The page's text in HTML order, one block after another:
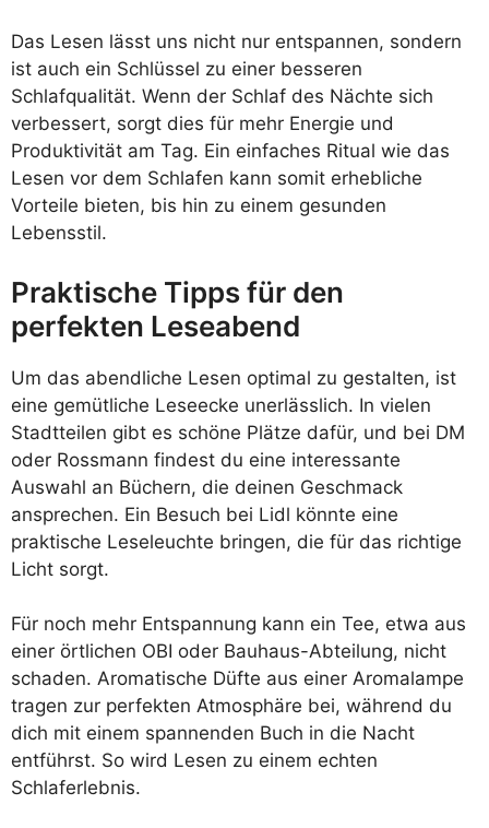
Das Lesen lässt uns nicht nur entspannen, sondern
ist auch ein Schlüssel zu einer besseren
Schlafqualität. Wenn der Schlaf des Nächte sich
verbessert, sorgt dies für mehr Energie und
Produktivität am Tag. Ein einfaches Ritual wie das
Lesen vor dem Schlafen kann somit erhebliche
Vorteile bieten, bis hin zu einem gesunden
Lebensstil.
Praktische Tipps für den
perfekten Leseabend
Um das abendliche Lesen optimal zu gestalten, ist
eine gemütliche Leseecke unerlässlich. In vielen
Stadtteilen gibt es schöne Plätze dafür, und bei DM
oder Rossmann findest du eine interessante
Auswahl an Büchern, die deinen Geschmack
ansprechen. Ein Besuch bei Lidl könnte eine
praktische Leseleuchte bringen, die für das richtige
Licht sorgt.
Für noch mehr Entspannung kann ein Tee, etwa aus
einer örtlichen OBI oder Bauhaus-Abteilung, nicht
schaden. Aromatische Düfte aus einer Aromalampe
tragen zur perfekten Atmosphäre bei, während du
dich mit einem spannenden Buch in die Nacht
entführst. So wird Lesen zu einem echten
Schlaferlebnis.